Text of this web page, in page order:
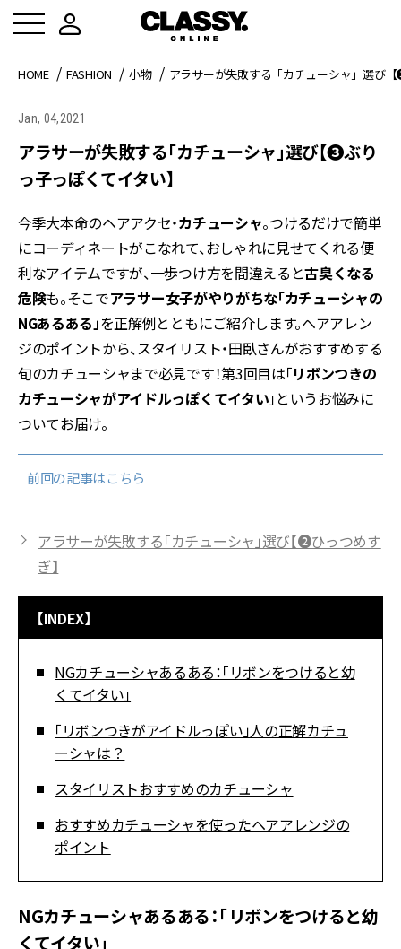
HOME FASHION 小物 アラサーが失敗する「カチューシャ」選び
Jan, 04,2021
アラサーが失敗する「カチューシャ」選び【❸ぶり
っ子っぽくてイタい】
今季大本命のヘアアクセ・カチューシャ。つけるだけで簡単
にコーディネートがこなれて、おしゃれに見せてくれる便
利なアイテムですが、一歩つけ方を間違えると古臭くなる
危険も。そこでアラサー女子がやりがちな「カチューシャの
NGあるある」を正解例とともにご紹介します。ヘアアレン
ジのポイントから、スタイリスト・田臥さんがおすすめする
旬のカチューシャまで必見です！第3回目は「リボンつきの
カチューシャがアイドルっぽくてイタい」というお悩みに
ついてお届け。
前回の記事はこちら
アラサーが失敗する「カチューシャ」選び【❷ひっつめす
ぎ】
【INDEX】
NGカチューシャあるある：「リボンをつけると幼
くてイタい」
「リボンつきがアイドルっぽい」人の正解カチュ
ーシャは？
スタイリストおすすめのカチューシャ
おすすめカチューシャを使ったヘアアレンジの
ポイント
NGカチューシャあるある：「リボンをつけると幼
くてイタい」